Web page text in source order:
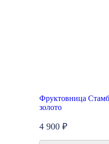
Фруктовница
золото
4 900 ₽